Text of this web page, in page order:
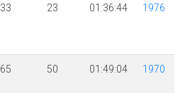
33 23 01:36:44 1976
65 50 01:49:04 1970